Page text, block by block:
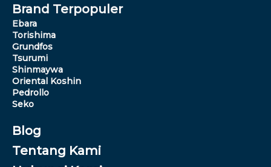
Brand Terpopuler
Ebara
Torishima
Grundfos
Tsurumi
Shinmaywa
Oriental Koshin
Pedrollo
Seko
Blog
Tentang Kami